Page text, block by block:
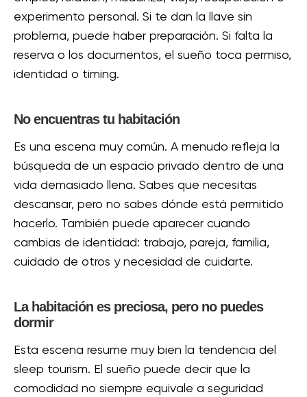
experimento personal. Si te dan la llave sin
problema, puede haber preparación. Si falta la
reserva o los documentos, el sueño toca permiso,
identidad o timing.
No encuentras tu habitación
Es una escena muy común. A menudo refleja la
búsqueda de un espacio privado dentro de una
vida demasiado llena. Sabes que necesitas
descansar, pero no sabes dónde está permitido
hacerlo. También puede aparecer cuando
cambias de identidad: trabajo, pareja, familia,
cuidado de otros y necesidad de cuidarte.
La habitación es preciosa, pero no puedes
dormir
Esta escena resume muy bien la tendencia del
sleep tourism. El sueño puede decir que la
comodidad no siempre equivale a seguridad